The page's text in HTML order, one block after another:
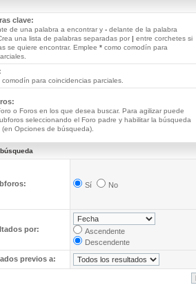
clave:
de una palabra a encontrar y -delante de la palabra
una lista de palabras separadas por | entre corchetes si
se quiere encontrar. Emplee *como comodín para
para coincidencias parciales.
o Foros en los que desea buscar. Para agilizar puede
seleccionando el Foro padre y habilitar la búsqueda
Opciones de búsqueda).
Sí No
por:
Ascendente
Descendente
previos a: